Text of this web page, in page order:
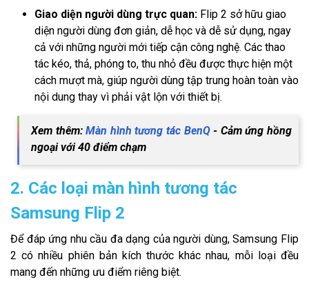
Giao diện người dùng trực quan: Flip 2 sở hữu giao
diện người dùng đơn giản, dễ học và dễ sử dụng, ngay
cả với những người mới tiếp cận công nghệ. Các thao
tác kéo, thả, phóng to, thu nhỏ đều được thực hiện một
cách mượt mà, giúp người dùng tập trung hoàn toàn vào
nội dung thay vì phải vật lộn với thiết bị.
Xem thêm:Màn hình tương tác BenQ- Cảm ứng hồng
ngoại với 40 điểm chạm
2. Các loại màn hình tương tác
Samsung Flip 2
Để đáp ứng nhu cầu đa dạng của người dùng, Samsung Flip
2 có nhiều phiên bản kích thước khác nhau, mỗi loại đều
mang đến những ưu điểm riêng biệt.